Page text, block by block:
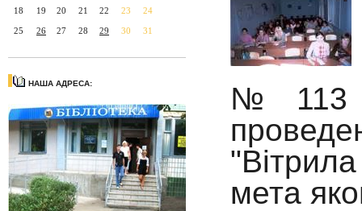
18 19 20 21 22 23 24
25 26 27 28 29 30 31
НАША АДРЕСА:
№113
мета